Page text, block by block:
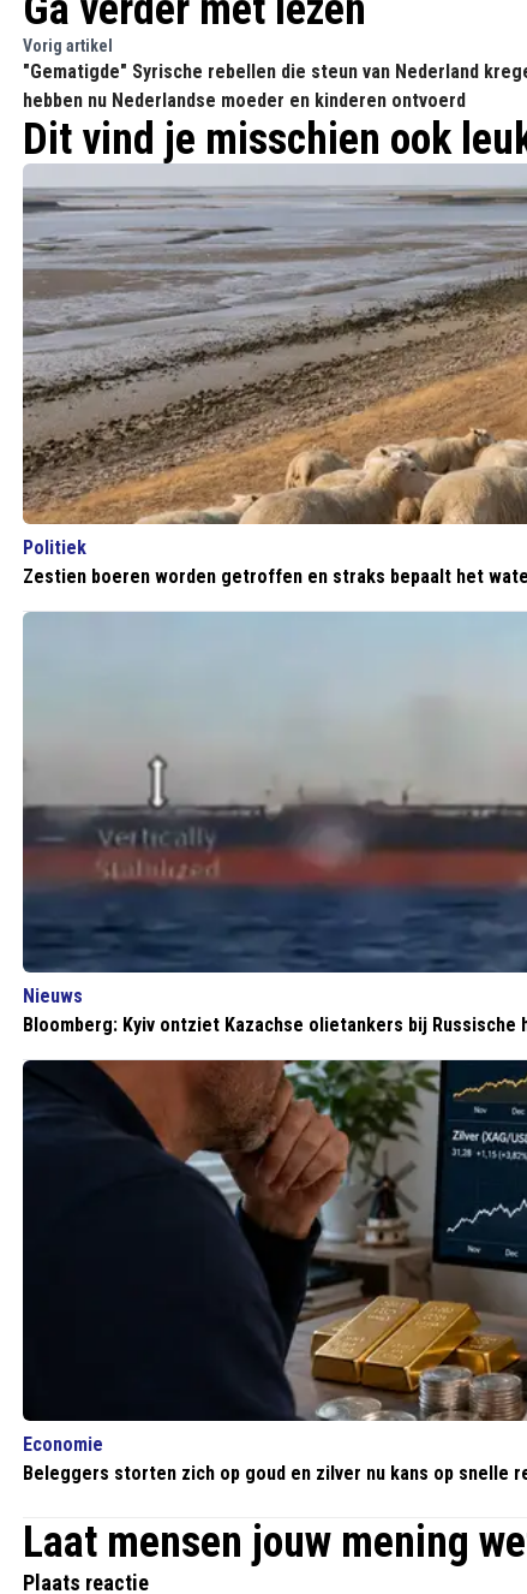
Vorig artikel
"Gematigde" Syrische rebellen die steun van Nederland
hebben nu Nederlandse moeder en kinderen ontvoerd
Dit vind je misschien ook
Politiek
Zestien boeren worden getroffen en straks bepaalt het
Nieuws
Bloomberg: Kyiv ontziet Kazachse olietankers bij Russische
Economie
Beleggers storten zich op goud en zilver nu kans op snelle
Laat mensen jouw mening
Plaats reactie